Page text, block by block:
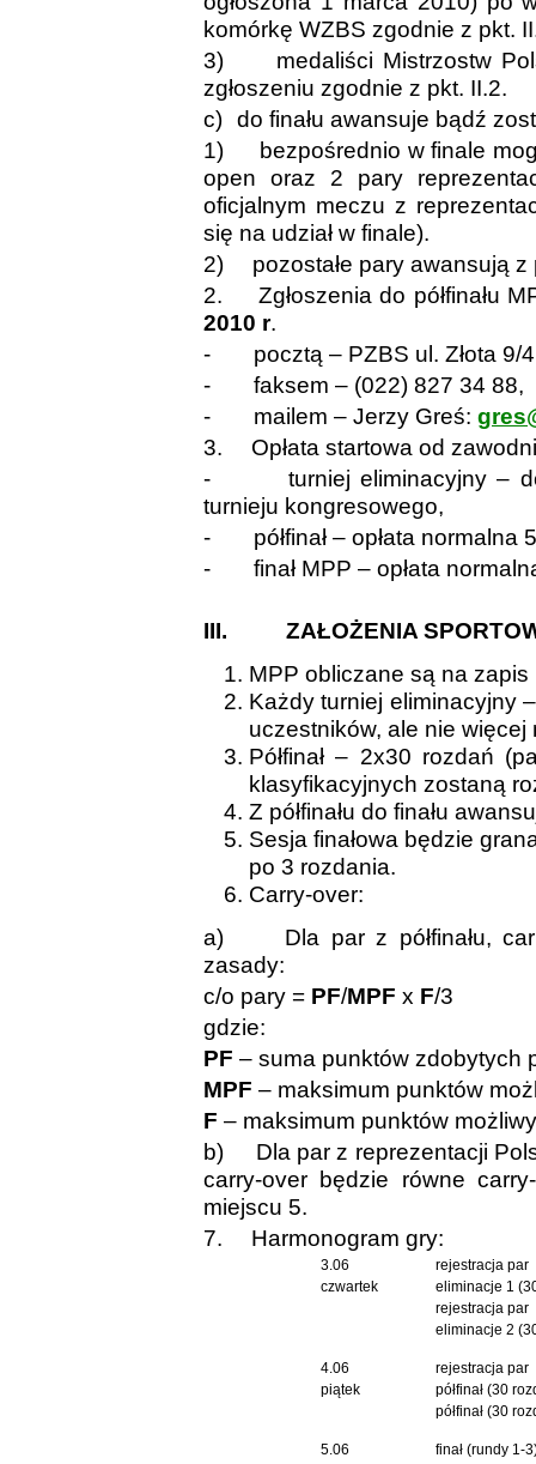
komórkę WZBS zgodnie z pkt.
3)
medaliści Mistrzostw
zgłoszeniu zgodnie z pkt. II.2.
c) do finału awansuje bądź
1)
bezpośrednio w finale
open oraz 2 pary
oficjalnym meczu z
się na udział w finale).
2)
pozostałe pary awansują z
2.
Zgłoszenia do półfinału
2010 r.
-
pocztą – PZBS ul. Złota 9/
-
faksem – (022) 827 34 88,
-
mailem – Jerzy Greś:
3.
Opłata startowa od
-
turniej eliminacyjny –
turnieju kongresowego,
-
półfinał – opłata normalna
-
finał MPP – opłata
III.
ZAŁOŻENIA
MPP obliczane są na zapis
Każdy turniej eliminacyjny
uczestników, ale nie więcej
Półfinał – 2x30 rozdań
klasyfikacyjnych zostaną
Z półfinału do finału
Sesja finałowa będzie
po 3 rozdania.
Carry-over:
a)
Dla par z półfinału,
zasady:
c/o pary = PF/MPF x F/3
gdzie:
PF – suma punktów zdobytych
MPF – maksimum punktów
F – maksimum punktów
b)
Dla par z reprezentacji
carry-over będzie równe
miejscu 5.
7.
Harmonogram gry:
3.06
rejestracja par
czwartek
eliminacje 1
rejestracja par
eliminacje 2
4.06
rejestracja par
piątek
półfinał (30
półfinał (30
5.06 finał (rundy 1-